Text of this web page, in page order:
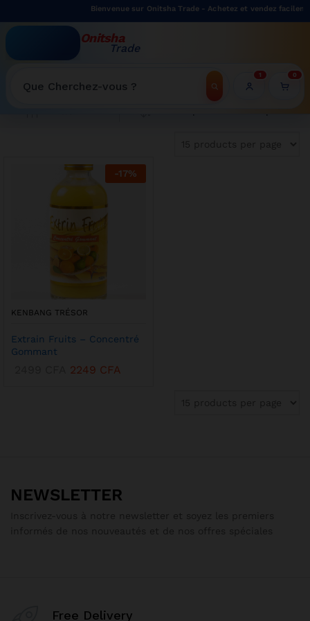
Bienvenue sur Onitsha Trade - Achetez et vendez
Onitsha
Trade
Recherche
1 0
WELCOME TO ONITSHATRADE ONLINE SHOP
-17%
KENBANG TRÉSOR
Extrain Fruits – Concentré
Gommant
2249 CFA
Offre limitée sur cette cuisinière 4 feux Oscar
NEWSLETTER
Free Delivery